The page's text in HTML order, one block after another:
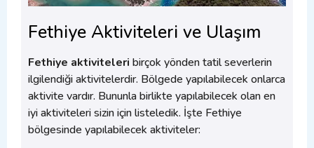
Fethiye Aktiviteleri ve Ulaşım
Fethiye aktiviteleri birçok yönden tatil severlerin
ilgilendiği aktivitelerdir. Bölgede yapılabilecek onlarca
aktivite vardır. Bununla birlikte yapılabilecek olan en
iyi aktiviteleri sizin için listeledik. İşte Fethiye
bölgesinde yapılabilecek aktiviteler: